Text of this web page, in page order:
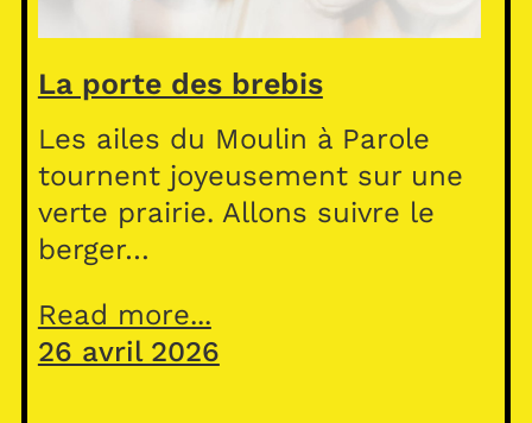
La porte des brebis
Les ailes du Moulin à Parole
tournent joyeusement sur une
verte prairie. Allons suivre le
berger…
Read more...
26 avril 2026